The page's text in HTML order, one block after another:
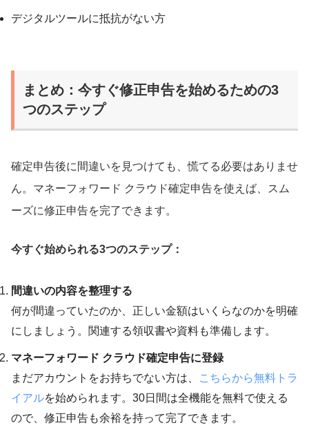
デジタルツールに抵抗がない方
まとめ：今すぐ修正申告を始めるための3
つのステップ
確定申告後に間違いを見つけても、慌てる必要はありませ
ん。マネーフォワード クラウド確定申告を使えば、スム
ーズに修正申告を完了できます。
今すぐ始められる3つのステップ：
間違いの内容を整理する
何が間違っていたのか、正しい金額はいくらなのかを明確
にしましょう。関連する領収書や資料も準備します。
マネーフォワード クラウド確定申告に登録
まだアカウントをお持ちでない方は、
こちらから無料トラ
イアルを始められます。30日間は全機能を無料で使える
ので、修正申告も余裕を持って完了できます。